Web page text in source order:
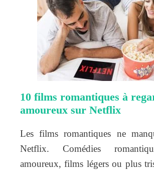
10 films romantiques à
amoureux sur Netflix
Les films romantiques ne
Netflix. Comédies
amoureux, films légers ou plus